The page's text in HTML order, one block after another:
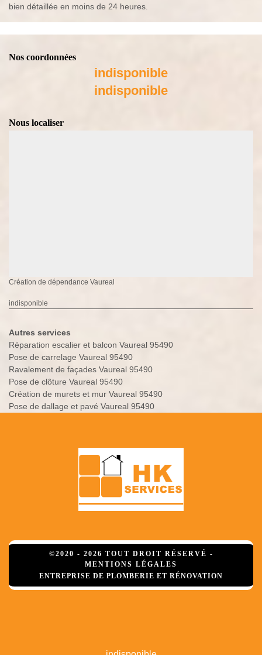
bien détaillée en moins de 24 heures.
Nos coordonnées
indisponible
indisponible
Nous localiser
Création de dépendance Vaureal
indisponible
Autres services
Réparation escalier et balcon Vaureal 95490
Pose de carrelage Vaureal 95490
Ravalement de façades Vaureal 95490
Pose de clôture Vaureal 95490
Création de murets et mur Vaureal 95490
Pose de dallage et pavé Vaureal 95490
©2020 - 2026 TOUT DROIT RÉSERVÉ -
MENTIONS LÉGALES
ENTREPRISE DE PLOMBERIE ET RÉNOVATION